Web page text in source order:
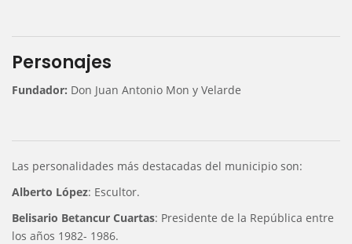
Personajes
Fundador: Don Juan Antonio Mon y Velarde
Las personalidades más destacadas del municipio son:
Alberto López: Escultor.
Belisario Betancur Cuartas: Presidente de la República entre
los años 1982- 1986.